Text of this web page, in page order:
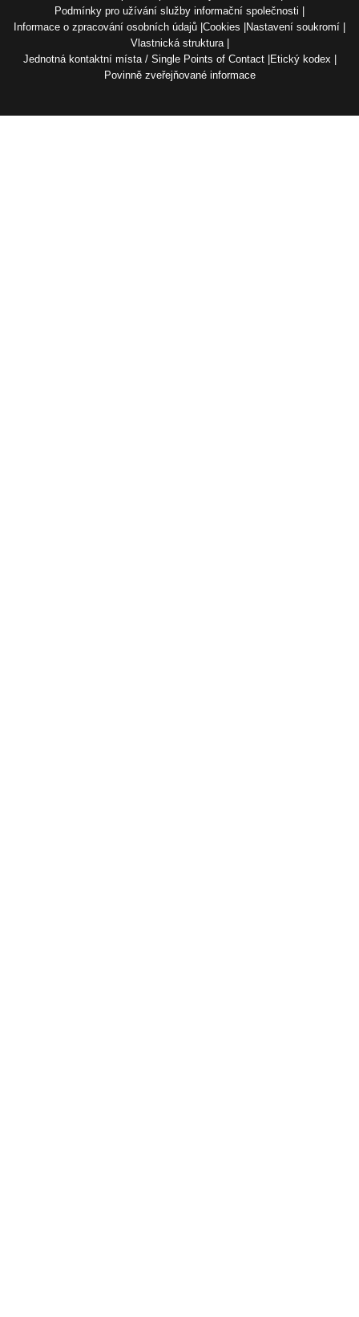
Podmínky pro užívání služby informační společnosti
Informace o zpracování osobních údajů Cookies Nastavení soukromí
Vlastnická struktura
Jednotná kontaktní místa / Single Points of Contact Etický kodex
Povinně zveřejňované informace